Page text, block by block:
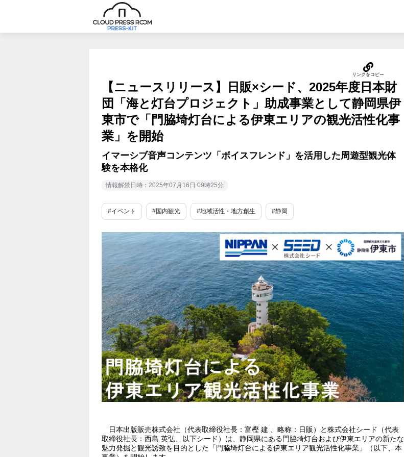
【ニュースリリース】日販×シード、2025年度日本財
団「海と灯台プロジェクト」助成事業として静岡県伊
東市で「門脇埼灯台による伊東エリアの観光活性化事
業」を開始
イマーシブ音声コンテンツ「ボイスフレンド」を活用した周遊型観光体
験を本格化
情報解禁日時：2025年07月16日 09時25分
#イベント #国内観光 #地域活性・地方創生 #静岡
日本出版販売株式会社（代表取締役社長：富樫 建 、略称：日販）と株式会社シード（代表
取締役社長：西島 英弘、以下シード）は、静岡県にある門脇埼灯台および伊東エリアの新たな
魅力発掘と観光誘致を目的とした「門脇埼灯台による伊東エリア観光活性化事業」（以下、本